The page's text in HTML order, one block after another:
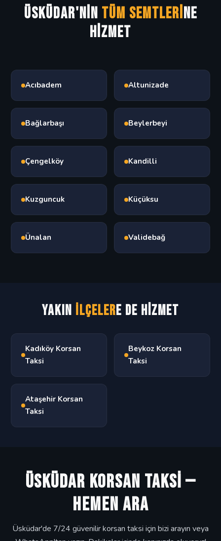
Üsküdar'nin Tüm Semtlerine
Hizmet
Acıbadem Altunizade
Bağlarbaşı Beylerbeyi
Çengelköy Kandilli
Kuzguncuk Küçüksu
Ünalan Validebağ
Yakın İlçelere de Hizmet
Kadıköy Korsan
Taksi
Beykoz Korsan
Taksi
Ataşehir Korsan
Taksi
ÜSKÜDAR KORSAN TAKSİ —
HEMEN ARA
Üsküdar'de 7/24 güvenilir korsan taksi için bizi arayın veya